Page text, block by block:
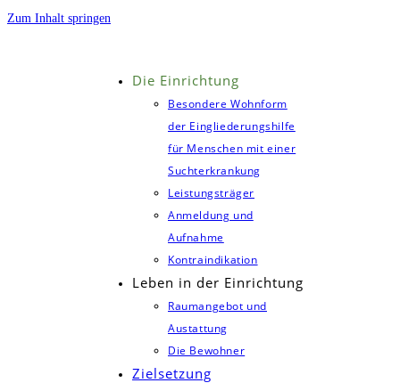
Zum Inhalt springen
Die Einrichtung
Besondere Wohnform
der Eingliederungshilfe
für Menschen mit einer
Suchterkrankung
Leistungsträger
Anmeldung und
Aufnahme
Kontraindikation
Leben in der Einrichtung
Raumangebot und
Austattung
Die Bewohner
Zielsetzung